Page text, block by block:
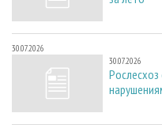
30.07.2026
30.07.2026